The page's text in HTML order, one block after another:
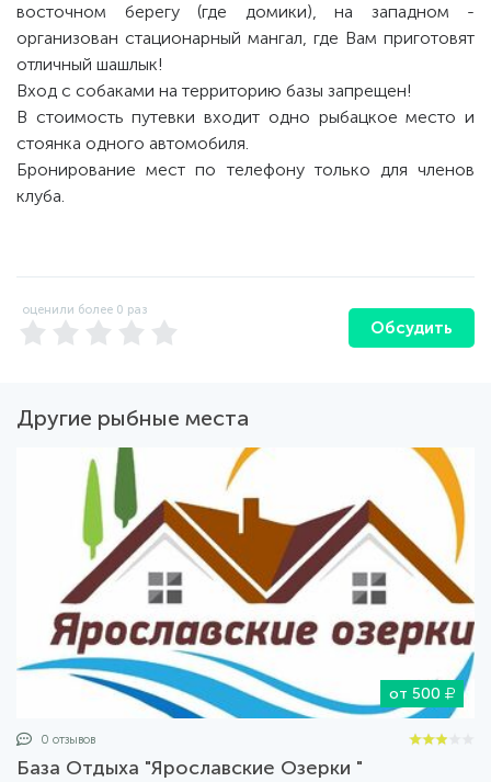
восточном берегу (где домики), на западном -
организован стационарный мангал, где Вам приготовят
отличный шашлык!
Вход с собаками на территорию базы запрещен!
В стоимость путевки входит одно рыбацкое место и
стоянка одного автомобиля.
Бронирование мест по телефону только для членов
клуба.
оценили более 0 раз
Обсудить
Другие рыбные места
от 500
0 отзывов
База Отдыха "Ярославские Озерки "